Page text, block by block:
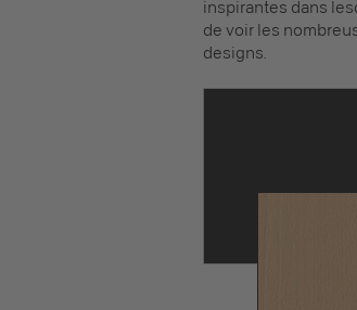
inspirantes dans
de voir les
designs.